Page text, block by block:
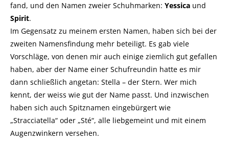
fand, und den Namen zweier Schuhmarken: Yessica und
Spirit.
Im Gegensatz zu meinem ersten Namen, haben sich bei der
zweiten Namensfindung mehr beteiligt. Es gab viele
Vorschläge, von denen mir auch einige ziemlich gut gefallen
haben, aber der Name einer Schufreundin hatte es mir
dann schließlich angetan: Stella – der Stern. Wer mich
kennt, der weiss wie gut der Name passt. Und inzwischen
haben sich auch Spitznamen eingebürgert wie
„Stracciatella“ oder „Sté“, alle liebgemeint und mit einem
Augenzwinkern versehen.